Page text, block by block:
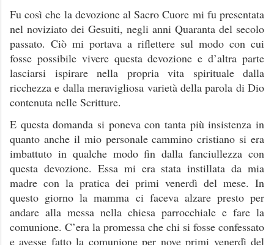
Fu così che la devozione al Sacro Cuore mi fu presentata
nel noviziato dei Gesuiti, negli anni Quaranta del secolo
passato. Ciò mi portava a riflettere sul modo con cui
fosse possibile vivere questa devozione e d’altra parte
lasciarsi ispirare nella propria vita spirituale dalla
ricchezza e dalla meravigliosa varietà della parola di Dio
contenuta nelle Scritture.
E questa domanda si poneva con tanta più insistenza in
quanto anche il mio personale cammino cristiano si era
imbattuto in qualche modo fin dalla fanciullezza con
questa devozione. Essa mi era stata instillata da mia
madre con la pratica dei primi venerdì del mese. In
questo giorno la mamma ci faceva alzare presto per
andare alla messa nella chiesa parrocchiale e fare la
comunione. C’era la promessa che chi si fosse confessato
e avesse fatto la comunione per nove primi venerdì del